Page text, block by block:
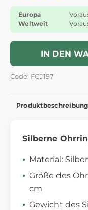
Europa
Weltweit
IN DEN
Code: FGJ197
Produktbeschreibung
Silberne
Material:
Größe des
cm
Gewicht des